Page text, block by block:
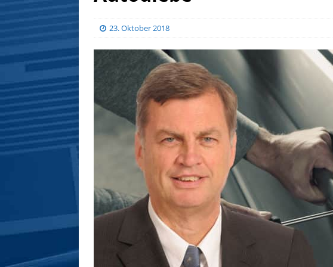
23. Oktober 2018